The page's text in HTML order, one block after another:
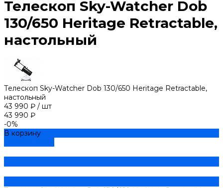
Телескоп Sky-Watcher Dob
130/650 Heritage Retractable,
настольный
Телескоп Sky-Watcher Dob 130/650 Heritage Retractable,
настольный
43 990 ₽ / шт
43 990 ₽
-0%
В корзину